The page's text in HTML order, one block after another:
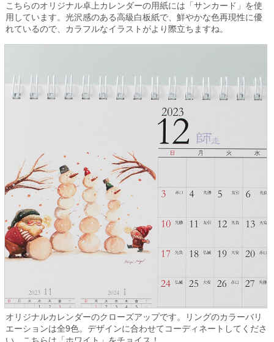
こちらのオリジナル卓上カレンダーの用紙には「サンカード」を使
用しています。光沢感のある高級白板紙で、鮮やかな色再現性に優
れているので、カラフルなイラストがより際立ちますね。
オリジナルカレンダーのクローズアップです。リングのカラーバリ
エーションは全9色。デザインに合わせてコーディネートしてくださ
い。こちらは「ホワイト」をチョイス！